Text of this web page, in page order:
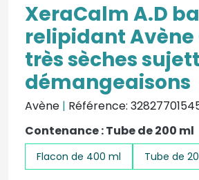
XeraCalm A.D
relipidant Avène
très sèches
démangeaisons
Avène | Référence:
Contenance : Tube de 200 ml
Flacon de 400 ml Tube de